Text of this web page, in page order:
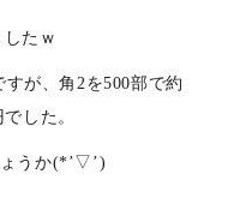
たｗ
が、角2を500部で約
した。
うか(*’▽’)